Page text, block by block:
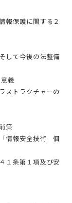
報保護に関する２
して今後の法整備
義
ストラクチャーの
策
情報安全技術 個
１条第１項及び安